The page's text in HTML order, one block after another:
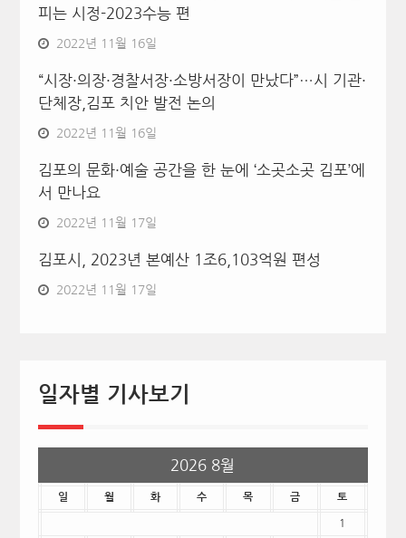
피는 시정-2023수능 편
2022년 11월 16일
“시장·의장·경찰서장·소방서장이 만났다”…시 기관·
단체장,김포 치안 발전 논의
2022년 11월 16일
김포의 문화·예술 공간을 한 눈에 ‘소곳소곳 김포’에
서 만나요
2022년 11월 17일
김포시, 2023년 본예산 1조6,103억원 편성
2022년 11월 17일
일자별 기사보기
2026 8월
일 월 화 수 목 금 토
1